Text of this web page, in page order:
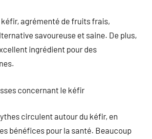
agrémenté de fruits frais,
savoureuse et saine. De plus,
ingrédient pour des
concernant le kéfir
circulent autour du kéfir, en
bénéfices pour la santé. Beaucoup